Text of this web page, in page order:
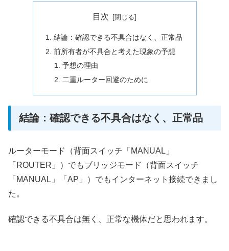
目次
結論：確認できる不具合はなく、正常品
前所有者が不具合と考えた現象の予想
予想の理由
二重ルーター回避のために
結論：確認できる不具合はなく、正常品
ルーターモード（背面スイッチ「MANUAL」
「ROUTER」）でもブリッジモード（背面スイッチ
「MANUAL」「AP」）でもインターネット接続できまし
た。
確認できる不具合は無く、正常な機体だと思われます。